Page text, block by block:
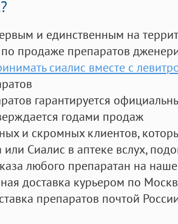
и единственным на
по продаже препаратов
сиалис вместе с
гарантируется
годами продаж
и скромных клиентов,
Сиалис в аптеке вслух,
любого препаратан на
доставка курьером по
препаратов почтой